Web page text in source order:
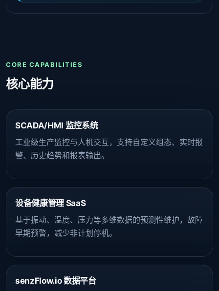
CORE CAPABILITIES
核心能力
SCADA/HMI 监控系统
工业级生产监控与人机交互，支持自定义组态、实时报
警、历史趋势和报表输出。
设备健康管理 SaaS
基于振动、温度、压力等多维数据的预测性维护，故障
早期预警，减少非计划停机。
senzFlow.io 数据平台